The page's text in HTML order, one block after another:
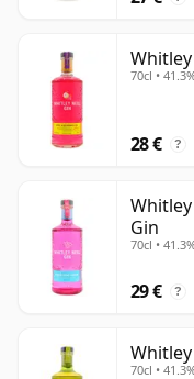
70cl •
28 € ?
Gin
70cl •
29 € ?
70cl •